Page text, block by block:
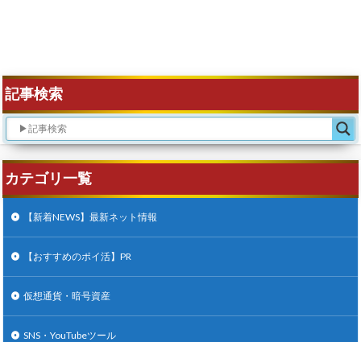
記事検索
カテゴリ一覧
【新着NEWS】最新ネット情報
【おすすめのポイ活】PR
仮想通貨・暗号資産
SNS・YouTubeツール